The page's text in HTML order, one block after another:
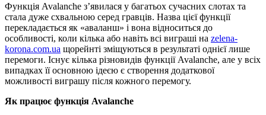
Функція Avalanche з’явилася у багатьох сучасних слотах та
стала дуже схвальною серед гравців. Назва цієї функції
перекладається як «аваланш» і вона відноситься до
особливості, коли кілька або навіть всі виграші на zelena-
korona.com.ua щорейнті зміщуються в результаті однієї лише
перемоги. Існує кілька різновидів функції Avalanche, але у всіх
випадках її основною ідеєю є створення додаткової
можливості виграшу після кожного перемогу.
Як працює функція Avalanche